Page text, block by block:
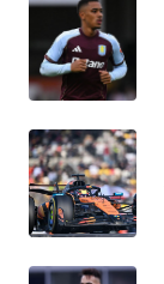
WN
LIKUPANG
WN
LABUANBAJO
WN
BORNEO
Wahana